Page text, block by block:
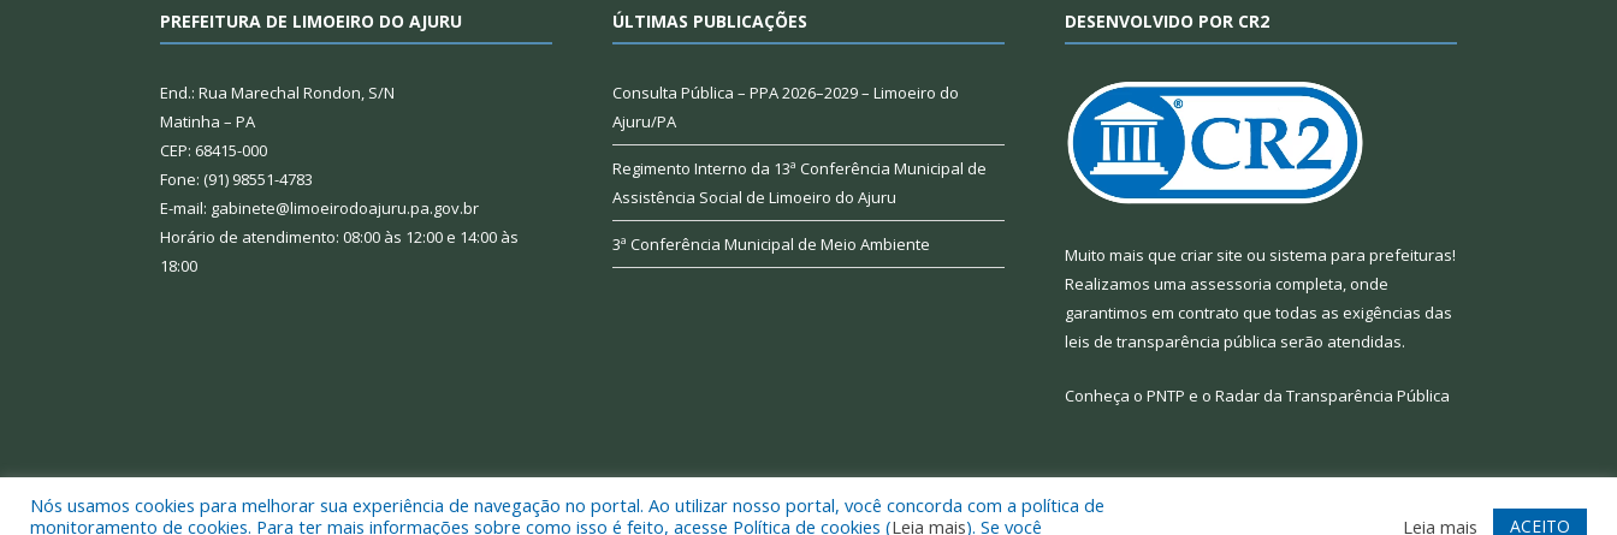
PREFEITURA DE LIMOEIRO DO AJURU
End.: Rua Marechal Rondon, S/N
Matinha – PA
CEP: 68415-000
Fone: (91) 98551-4783
E-mail: gabinete@limoeirodoajuru.pa.gov.br
Horário de atendimento: 08:00 às 12:00 e 14:00 às
18:00
ÚLTIMAS PUBLICAÇÕES
Consulta Pública – PPA 2026–2029 – Limoeiro do
Ajuru/PA
Regimento Interno da 13ª Conferência Municipal de
Assistência Social de Limoeiro do Ajuru
3ª Conferência Municipal de Meio Ambiente
DESENVOLVIDO POR CR2
Muito mais que criar site ou sistema para prefeituras!
Realizamos uma assessoria completa, onde
garantimos em contrato que todas as exigências das
leis de transparência pública serão atendidas.
Conheça o PNTP e o Radar da Transparência Pública
Todos os direitos reservados a Prefeitura Municipal de Limoeiro do Ajuru. Mapa do Site Acessar Webmail
Nós usamos cookies para melhorar sua experiência de navegação no portal. Ao utilizar nosso portal, você concorda com a política de
monitoramento de cookies. Para ter mais informações sobre como isso é feito, acesse Política de cookies (Leia mais). Se você Leia mais ACEITO